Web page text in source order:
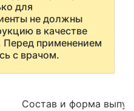
для
не должны
в качестве
Перед применением
с врачом.
Состав и форма